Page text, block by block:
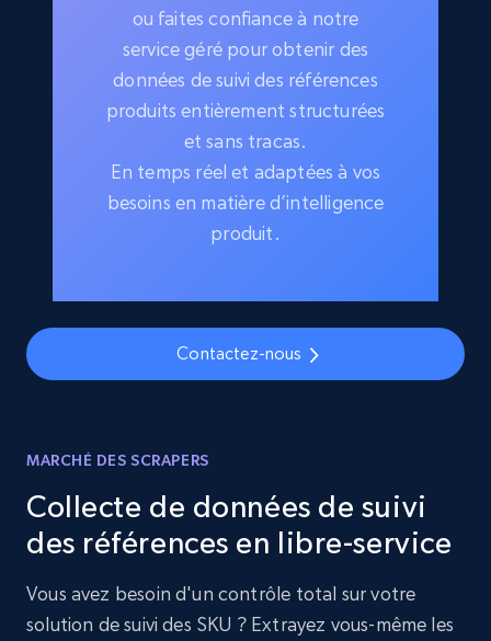
ou faites confiance à notre
service géré pour obtenir des
données de suivi des références
produits entièrement structurées
et sans tracas.
En temps réel et adaptées à vos
besoins en matière d’intelligence
produit.
Contactez-nous
MARCHÉ DES SCRAPERS
Collecte de données de suivi
des références en libre-service
Vous avez besoin d'un contrôle total sur votre
solution de suivi des SKU ? Extrayez vous-même les